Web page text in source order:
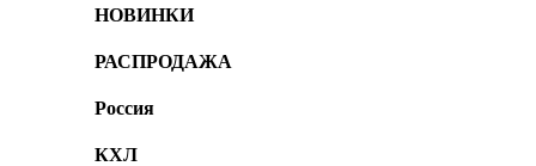
НОВИНКИ
РАСПРОДАЖА
Россия
КХЛ